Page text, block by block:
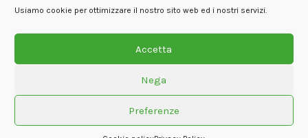
Usiamo cookie per ottimizzare il nostro sito web ed i nostri servizi.
Accetta
Nega
Preferenze
Seguici su
© Associazione internazionale Dolom.it
Powered byOxjno